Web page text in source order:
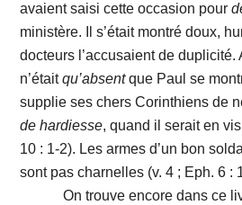
avaient saisi cette occasion pour
ministère. Il s’était montré doux,
docteurs l’accusaient de duplicité.
n’étaitqu’absentque Paul se
supplie ses chers Corinthiens de
de hardiesse, quand il serait en
10 : 1-2). Les armes d’un bon
sont pas charnelles (v. 4 ; Eph. 6 :
On trouve encore dans ce